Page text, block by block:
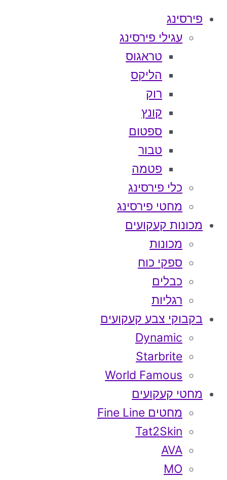
פירסינג
עגילי פירסינג
טראגוס
הליקס
רוק
קונץ
ספטום
טבור
פטמה
כלי פירסינג
מחטי פירסינג
מכונות קעקועים
מכונות
ספקי כוח
כבלים
רגליות
בקבוקי צבע קעקועים
Dynamic
Starbrite
World Famous
מחטי קעקועים
מחטים Fine Line
Tat2Skin
AVA
MO